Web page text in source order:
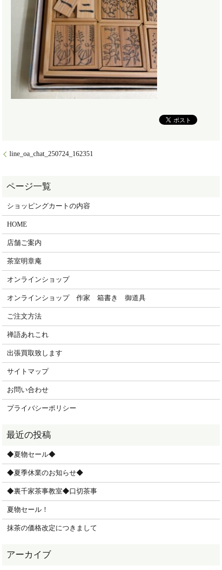
line_oa_chat_250724_162351
ショッピングカートの内容
HOME
店舗ご案内
茶室明章庵
オンラインショップ
オンラインショップ 作家 箱書き 御道具
ご注文方法
禅語あれこれ
出張買取致します
サイトマップ
お問い合わせ
プライバシーポリシー
◆夏物セール◆
◆夏季休業のお知らせ◆
◆裏千家茶事教室◆口切茶事
夏物セール！
抹茶の価格改定につきまして